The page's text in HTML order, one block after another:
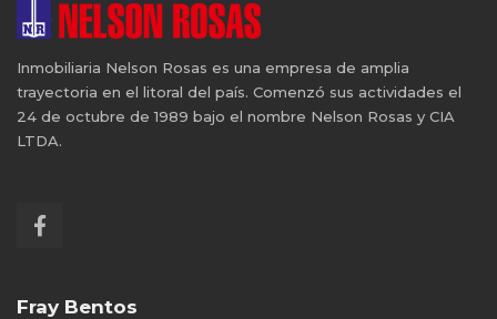
Inmobiliaria Nelson Rosas es una empresa de amplia
trayectoria en el litoral del país. Comenzó sus actividades el
24 de octubre de 1989 bajo el nombre Nelson Rosas y CIA
LTDA.
Fray Bentos